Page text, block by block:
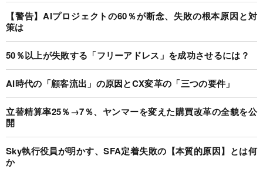
【警告】AIプロジェクトの60％が断念、失敗の根本原因と対
策は
50％以上が失敗する「フリーアドレス」を成功させるには？
AI時代の「顧客流出」の原因とCX変革の「三つの要件」
立替精算率25％→7％、ヤンマーを変えた購買改革の全貌を公
開
Sky執行役員が明かす、SFA定着失敗の【本質的原因】とは何
か